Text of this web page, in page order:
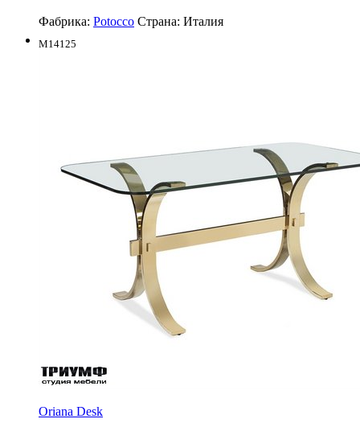
Фабрика: Potocco Страна: Италия
M14125
Oriana Desk